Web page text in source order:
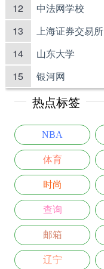
12 中法网学校
13 上海证券交易所
14 山东大学
15 银河网
热点标签
NBA
体育
时尚
查询
邮箱
辽宁